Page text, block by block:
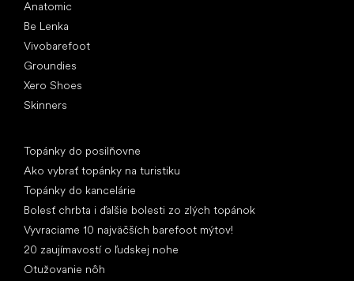
Anatomic
Be Lenka
Vivobarefoot
Groundies
Xero Shoes
Skinners
Topánky do posilňovne
Ako vybrať topánky na turistiku
Topánky do kancelárie
Bolesť chrbta i ďalšie bolesti zo zlých topánok
Vyvraciame 10 najväčších barefoot mýtov!
20 zaujímavostí o ľudskej nohe
Otužovanie nôh